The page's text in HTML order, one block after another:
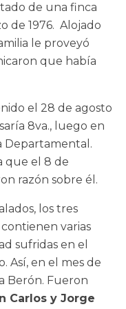
de una finca
de 1976. Alojado
le proveyó
que había
el 28 de agosto
8va., luego en
Departamental.
que el 8 de
razón sobre él.
los tres
varias
sufridas en el
Así, en el mes de
Berón. Fueron
Carlos y Jorge